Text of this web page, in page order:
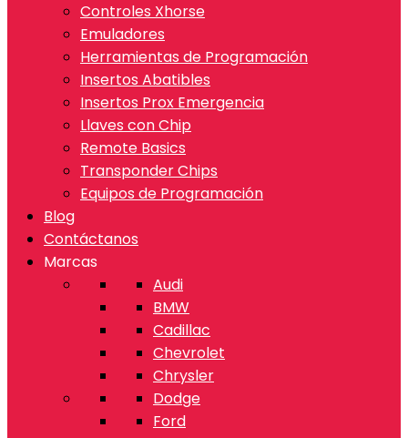
Controles Xhorse
Emuladores
Herramientas de Programación
Insertos Abatibles
Insertos Prox Emergencia
Llaves con Chip
Remote Basics
Transponder Chips
Equipos de Programación
Blog
Contáctanos
Marcas
Audi
BMW
Cadillac
Chevrolet
Chrysler
Dodge
Ford